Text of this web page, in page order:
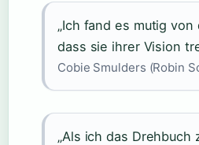
„Ich fand es mutig
dass sie ihrer Vision
Cobie Smulders (Robin
„Als ich das